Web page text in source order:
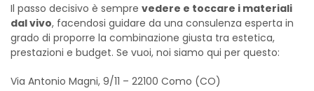
Il passo decisivo è sempre vedere e toccare i materiali
dal vivo, facendosi guidare da una consulenza esperta in
grado di proporre la combinazione giusta tra estetica,
prestazioni e budget. Se vuoi, noi siamo qui per questo:
Via Antonio Magni, 9/11 – 22100 Como (CO)